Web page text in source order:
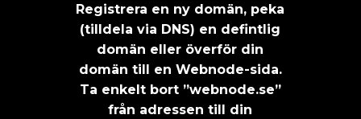
Registrera en ny domän, peka
(tilldela via DNS) en defintlig
domän eller överför din
domän till en Webnode-sida.
Ta enkelt bort ”webnode.se”
från adressen till din